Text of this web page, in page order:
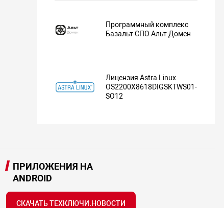
Программный комплекс
Базальт СПО Альт Домен
Лицензия Astra Linux
OS2200X8618DIGSKTWS01-
SO12
ПРИЛОЖЕНИЯ НА
ANDROID
СКАЧАТЬ ТЕХКЛЮЧИ.НОВОСТИ